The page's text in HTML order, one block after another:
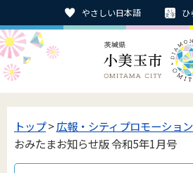
やさしい日本語 ひ
トップ>広報・シティプロモーション
おみたまお知らせ版 令和5年1月号